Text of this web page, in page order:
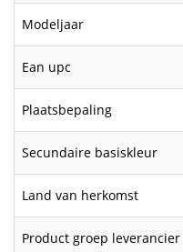
Modeljaar
Ean upc
Plaatsbepaling
Secundaire basiskleur
Land van herkomst
Product groep leverancier